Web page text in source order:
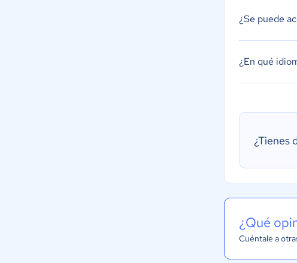
¿Se puede
¿En qué
¿Tienes
¿Qué
Cuéntale a